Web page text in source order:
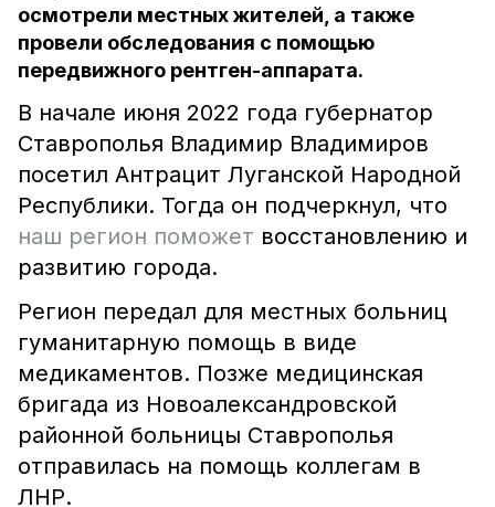
осмотрели местных жителей, а также
провели обследования с помощью
передвижного рентген-аппарата.
В начале июня 2022 года губернатор
Ставрополья Владимир Владимиров
посетил Антрацит Луганской Народной
Республики. Тогда он подчеркнул, что
наш регион поможет восстановлению и
развитию города.
Регион передал для местных больниц
гуманитарную помощь в виде
медикаментов. Позже медицинская
бригада из Новоалександровской
районной больницы Ставрополья
отправилась на помощь коллегам в
ЛНР.